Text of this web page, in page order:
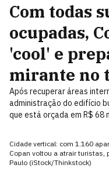
Com todas
ocupadas,
'cool' e
mirante no
Após recuperar áreas
administração do edifício
que está orçada em R$ 68
Cidade vertical: com 1.160
Copan voltou a atrair turistas,
Paulo (iStock/Thinkstock)